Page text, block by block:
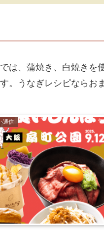
は、蒲焼き、白焼きを
。うなぎレシピならお
通信